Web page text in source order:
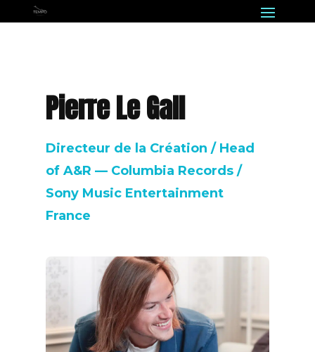
Pierre Le Gall
Directeur de la Création / Head
of A&R — Columbia Records /
Sony Music Entertainment
France